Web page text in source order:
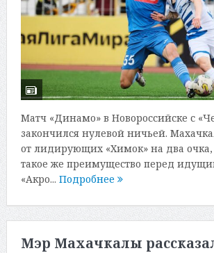
Матч «Динамо» в Новороссийске с
закончился нулевой ничьей.
от лидирующих «Химок» на два
такое же преимущество перед
«Акро... Подробнее
Мэр Махачкалы